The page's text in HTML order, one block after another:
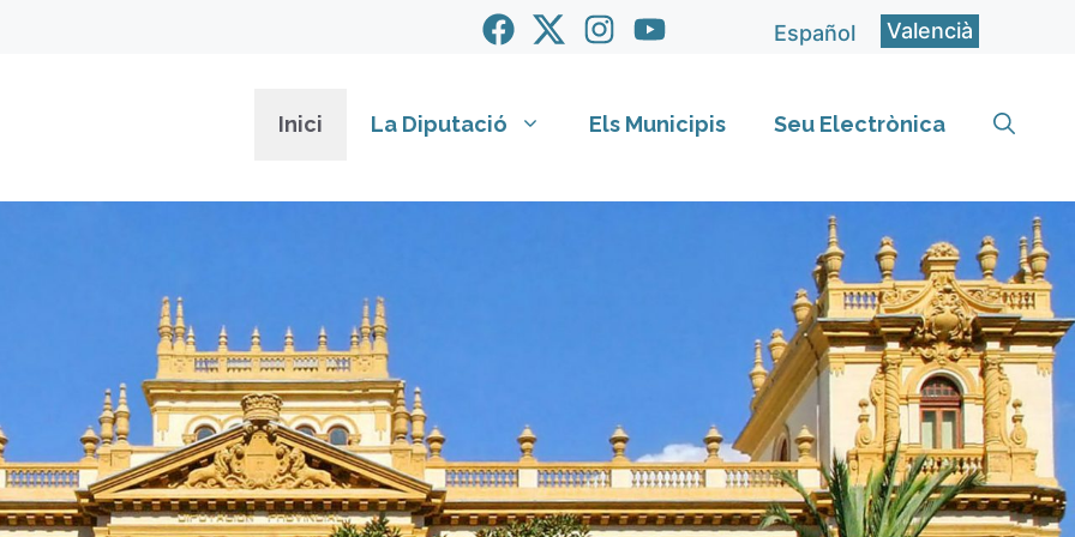
Español Valencià
Inici La Diputació Els Municipis Seu Electrònica